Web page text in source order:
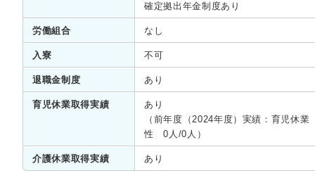
確定拠出年金制度あり
労働組合 なし
入寮 不可
退職金制度 あり
育児休業取得実績
あり
（前年度（2024年度）実績：育児
性 0人/0人）
介護休業取得実績 あり